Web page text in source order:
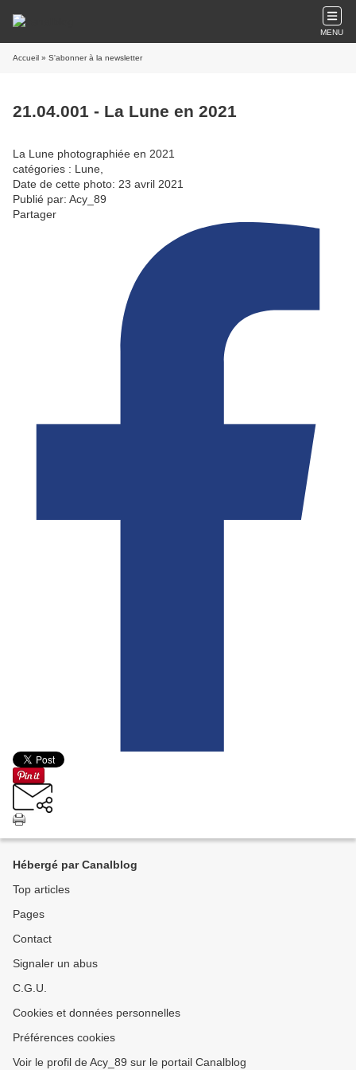
MENU
Accueil » S'abonner à la newsletter
21.04.001 - La Lune en 2021
La Lune photographiée en 2021
catégories : Lune,
Date de cette photo: 23 avril 2021
Publié par: Acy_89
Partager
Hébergé par Canalblog
Top articles
Pages
Contact
Signaler un abus
C.G.U.
Cookies et données personnelles
Préférences cookies
Voir le profil de Acy_89 sur le portail Canalblog